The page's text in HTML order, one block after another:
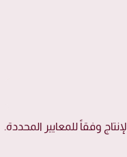
وفقاً للمعايير المحددة.